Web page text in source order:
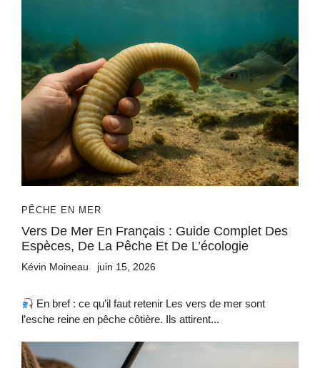
PÊCHE EN MER
Vers De Mer En Français : Guide Complet Des
Espèces, De La Pêche Et De L’écologie
Kévin Moineau juin 15, 2026
En bref : ce qu’il faut retenir Les vers de mer sont
l’esche reine en pêche côtière. Ils attirent...